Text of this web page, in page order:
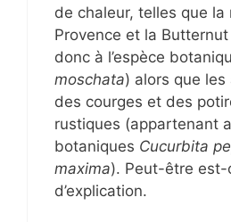
de chaleur, telles que la
Provence et la
donc à l’espèce
moschata) alors que
des courges et des
rustiques (appartenant
botaniques Cucurbita
maxima). Peut-être
d’explication.